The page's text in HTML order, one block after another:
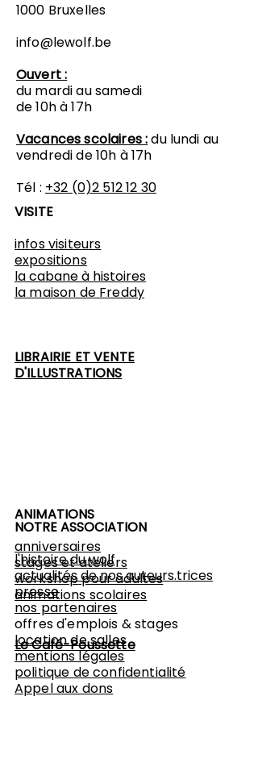
1000 Bruxelles
info@lewolf.be
Ouvert :
du mardi au samedi
de 10h à 17h
Vacances scolaires :du lundi au
vendredi de 10h à 17h
Tél : +32 (0)2 512 12 30
VISITE
infos visiteurs
expositions
​la cabane à histoires
la maison de Freddy
LIBRAIRIE ET VENTE
D'ILLUSTRATIONS
ANIMATIONS
anniversaires
stages et ateliers
workshoppour adultes
animations scolaires
Le Café-Poussette
NOTRE ASSOCIATION
l'histoire du wolf
actualités de nos auteurs.trices
presse
nos partenaires
offres d'emplois & stages
location de salles
mentions légales
politique de confidentialité
Appel aux dons